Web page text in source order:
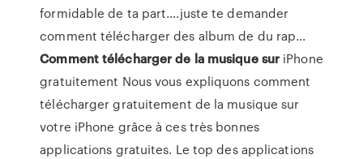
formidable de ta part….juste te demander
comment télécharger des album de du rap...
Commenttélécharger de la musique sur iPhone
gratuitement Nous vous expliquons comment
télécharger gratuitement de la musique sur
votre iPhone grâce à ces très bonnes
applications gratuites. Le top des applications